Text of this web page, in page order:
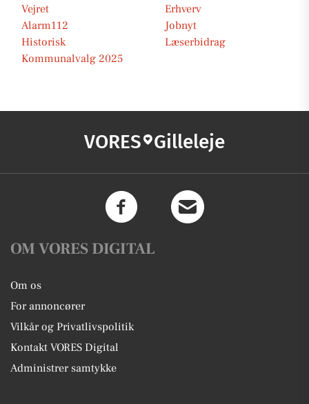
Vejret
Erhverv
Alarm112
Jobnyt
Historisk
Læserbidrag
Kommunalvalg 2025
VORES Gilleleje
OM VORES DIGITAL
Om os
For annoncører
Vilkår og Privatlivspolitik
Kontakt VORES Digital
Administrer samtykke